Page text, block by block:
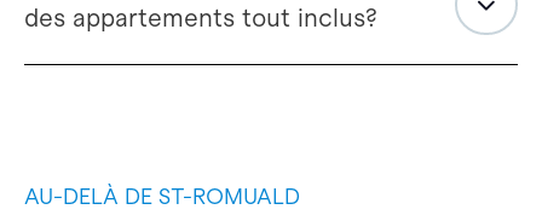
des appartements tout inclus?
AU-DELÀ DE ST-ROMUALD